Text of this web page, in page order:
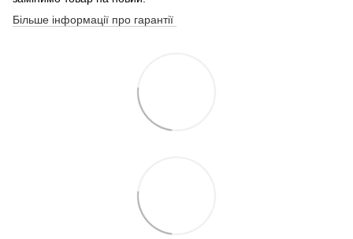
Більше інформації про гарантії